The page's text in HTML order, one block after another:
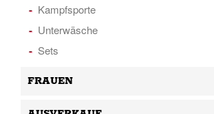
Kampfsporte
Unterwäsche
Sets
FRAUEN